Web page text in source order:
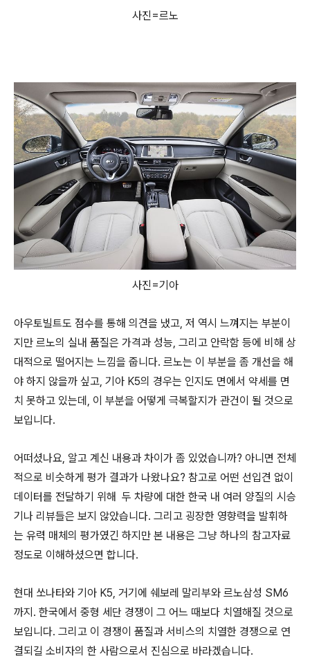
사진=르노
사진=기아
아우토빌트도 점수를 통해 의견을 냈고, 저 역시 느껴지는 부분이
지만 르노의 실내 품질은 가격과 성능, 그리고 안락함 등에 비해 상
대적으로 떨어지는 느낌을 줍니다. 르노는 이 부분을 좀 개선을 해
야 하지 않을까 싶고, 기아 K5의 경우는 인지도 면에서 약세를 면
치 못하고 있는데, 이 부분을 어떻게 극복할지가 관건이 될 것으로
보입니다.
어떠셨나요, 알고 계신 내용과 차이가 좀 있었습니까? 아니면 전체
적으로 비슷하게 평가 결과가 나왔나요? 참고로 어떤 선입견 없이
데이터를 전달하기 위해 두 차량에 대한 한국 내 여러 양질의 시승
기나 리뷰들은 보지 않았습니다. 그리고 굉장한 영향력을 발휘하
는 유력 매체의 평가였긴 하지만 본 내용은 그냥 하나의 참고자료
정도로 이해하셨으면 합니다.
현대 쏘나타와 기아 K5, 거기에 쉐보레 말리부와 르노삼성 SM6
까지. 한국에서 중형 세단 경쟁이 그 어느 때보다 치열해질 것으로
보입니다. 그리고 이 경쟁이 품질과 서비스의 치열한 경쟁으로 연
결되길 소비자의 한 사람으로서 진심으로 바라겠습니다.